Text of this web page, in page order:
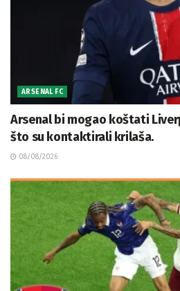
ARSENAL FC
Arsenal bi mogao koštati
što su kontaktirali krilaša.
08/08/2026